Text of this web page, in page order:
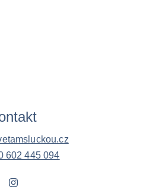
602 445 094